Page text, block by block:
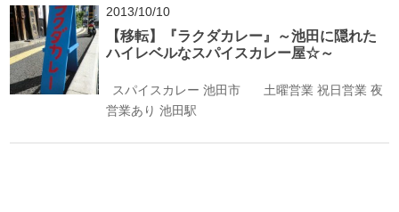
2013/10/10
【移転】『ラクダカレー』～池田に隠れた
ハイレベルなスパイスカレー屋☆～
スパイスカレー 池田市 土曜営業 祝日営業 夜
営業あり 池田駅